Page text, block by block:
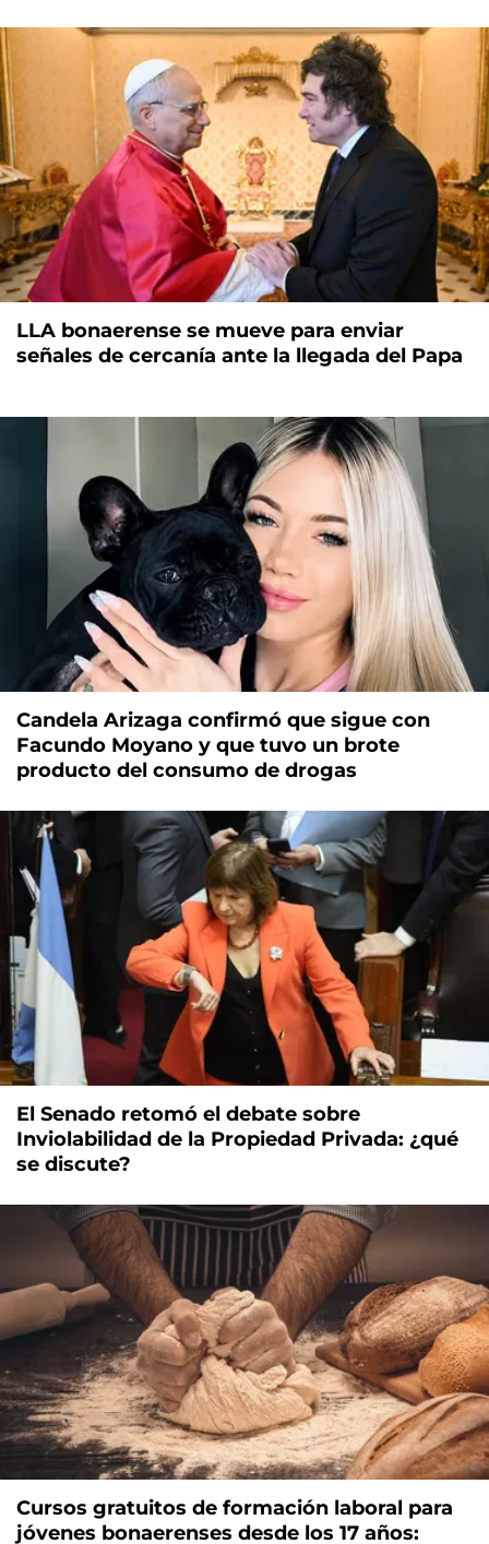
LLA bonaerense se mueve para enviar
señales de cercanía ante la llegada del Papa
Candela Arizaga confirmó que sigue con
Facundo Moyano y que tuvo un brote
producto del consumo de drogas
El Senado retomó el debate sobre
Inviolabilidad de la Propiedad Privada: ¿qué
se discute?
Cursos gratuitos de formación laboral para
jóvenes bonaerenses desde los 17 años: